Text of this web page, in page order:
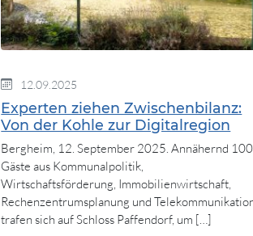
12.09.2025
Experten ziehen Zwischenbilanz:
Von der Kohle zur Digitalregion
Bergheim, 12. September 2025. Annähernd 100
Gäste aus Kommunalpolitik,
Wirtschaftsförderung, Immobilienwirtschaft,
Rechenzentrumsplanung und
trafen sich auf Schloss Paffendorf, um […]